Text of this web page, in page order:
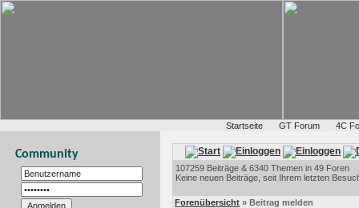
Startseite GT Forum 4C
Community
107259 Beiträge & 6340 Themen in 49 Foren
Keine neuen Beiträge, seit Ihrem letzten
Forenübersicht » Beitrag melden